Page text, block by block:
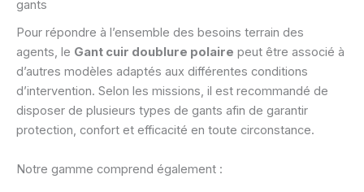
gants
Pour répondre à l’ensemble des besoins terrain des
agents, le Gant cuir doublure polaire peut être associé à
d’autres modèles adaptés aux différentes conditions
d’intervention. Selon les missions, il est recommandé de
disposer de plusieurs types de gants afin de garantir
protection, confort et efficacité en toute circonstance.
Notre gamme comprend également :